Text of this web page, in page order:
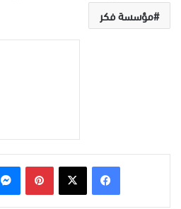
مؤسسة فكر
بينتيريست